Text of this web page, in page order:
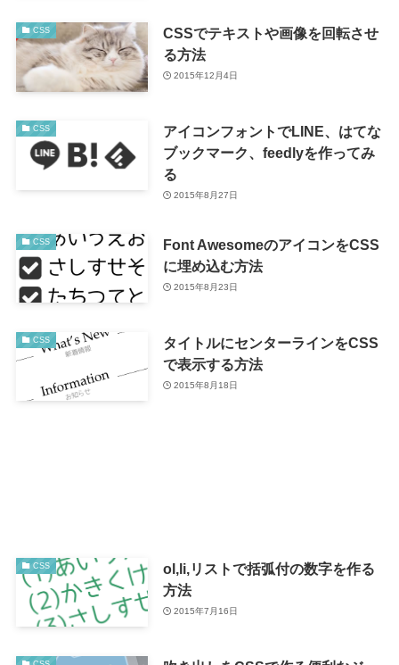
CSS
CSSでテキストや画像を回転させ
る方法
2015年12月4日
CSS
アイコンフォントでLINE、はてな
ブックマーク、feedlyを作ってみ
る
2015年8月27日
CSS
Font AwesomeのアイコンをCSS
に埋め込む方法
2015年8月23日
CSS
タイトルにセンターラインをCSS
で表示する方法
2015年8月18日
CSS
ol,li,リストで括弧付の数字を作る
方法
2015年7月16日